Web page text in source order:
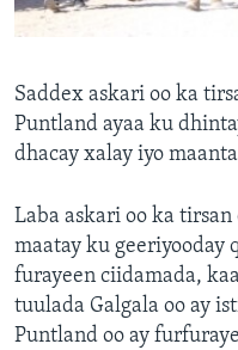
FAAQIDAADDA
Saddex askari oo ka
Puntland ayaa ku
dhacay xalay iyo
Laba askari oo ka
maatay ku geeriyooday
furayeen ciidamada,
tuulada Galgala oo ay
Puntland oo ay